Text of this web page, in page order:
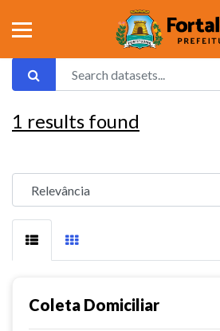
1 results found
Coleta Domiciliar